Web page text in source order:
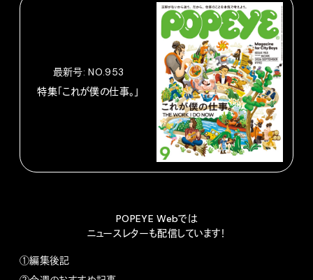
最新号: NO.953
特集「これが僕の仕事。」
POPEYE Webでは
ニュースレターも配信しています！
①編集後記